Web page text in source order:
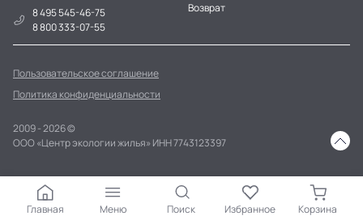
8 495 545-46-75
8 800 333-07-55
Возврат
Пользовательское соглашение
Политика конфиденциальности
2009 - 2026 ©
ООО «Центр экологии жилья» ИНН 7743123397
Главная Меню Поиск Избранное Корзина